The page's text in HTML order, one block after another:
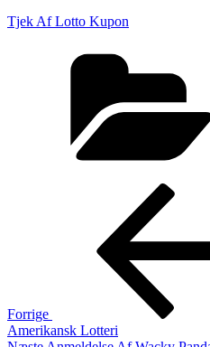
Tjek Af Lotto Kupon
Indlægsnavigation
Forrige
Amerikansk Lotteri